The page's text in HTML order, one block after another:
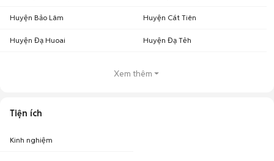
Huyện Bảo Lâm Huyện Cát Tiên
Huyện Đạ Huoai Huyện Đạ Tẻh
Xem thêm
Tiện ích
Kinh nghiệm